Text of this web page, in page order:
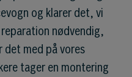
og klarer det, vi
nødvendig,
med på vores
tager en montering